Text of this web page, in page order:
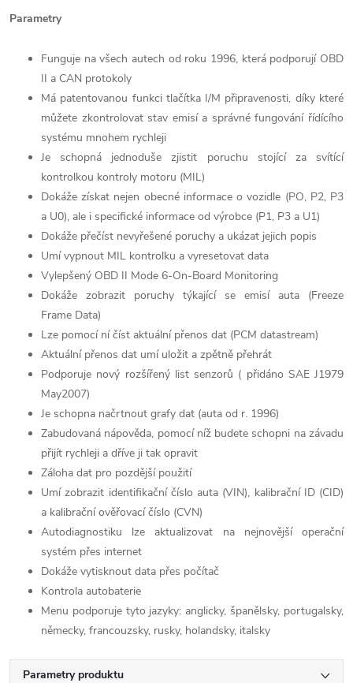
Parametry
Funguje na všech autech od roku 1996, která podporují OBD
II a CAN protokoly
Má patentovanou funkci tlačítka I/M připravenosti, díky které
můžete zkontrolovat stav emisí a správné fungování řídícího
systému mnohem rychleji
Je schopná jednoduše zjistit poruchu stojící za svítící
kontrolkou kontroly motoru (MIL)
Dokáže získat nejen obecné informace o vozidle (PO, P2, P3
a U0), ale i specifické informace od výrobce (P1, P3 a U1)
Dokáže přečíst nevyřešené poruchy a ukázat jejich popis
Umí vypnout MIL kontrolku a vyresetovat data
Vylepšený OBD II Mode 6-On-Board Monitoring
Dokáže zobrazit poruchy týkající se emisí auta (Freeze
Frame Data)
Lze pomocí ní číst aktuální přenos dat (PCM datastream)
Aktuální přenos dat umí uložit a zpětně přehrát
Podporuje nový rozšířený list senzorů ( přidáno SAE J1979
May2007)
Je schopna načrtnout grafy dat (auta od r. 1996)
Zabudovaná nápověda, pomocí níž budete schopni na závadu
přijít rychleji a dříve ji tak opravit
Záloha dat pro pozdější použití
Umí zobrazit identifikační číslo auta (VIN), kalibrační ID (CID)
a kalibrační ověřovací číslo (CVN)
Autodiagnostiku lze aktualizovat na nejnovější operační
systém přes internet
Dokáže vytisknout data přes počítač
Kontrola autobaterie
Menu podporuje tyto jazyky: anglicky, španělsky, portugalsky,
německy, francouzsky, rusky, holandsky, italsky
Parametry produktu